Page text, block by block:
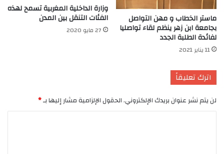
ماستر الخطاب و مهن التواصل
بجامعة ابن زهر ينظم لقاء تواصليا
لفائدة الطلبة الجدد
11 يناير 2021
وزارة الداخلية المغربية تسمح لهذه
الفئات التنقل بين المدن
27 مايو 2020
اترك تعليقاً
لن يتم نشر عنوان بريدك الإلكتروني.الحقول الإلزامية مشار إليها بـ*